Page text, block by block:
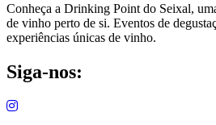
Conheça a Drinking Point do Seixal,
de vinho perto de si. Eventos de
experiências únicas de vinho.
Siga-nos: